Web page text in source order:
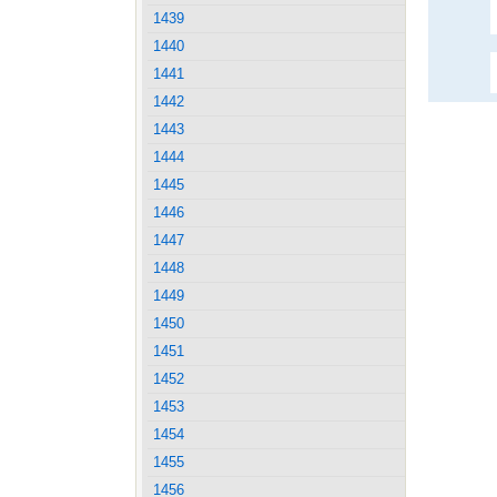
1439
1440
1441
1442
1443
1444
1445
1446
1447
1448
1449
1450
1451
1452
1453
1454
1455
1456